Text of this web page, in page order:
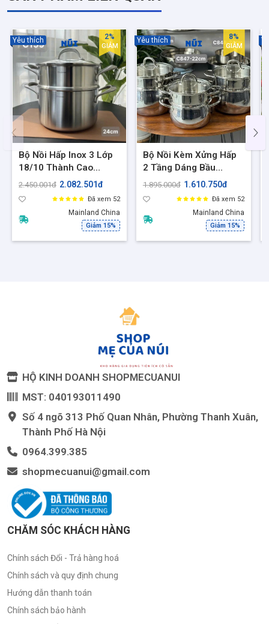
Bộ Nồi Hấp Inox 3 Lớp
18/10 Thành Cao
Chockmen Size 24cm
ZX3L24Z, Phù hợp mọi
loại bếp
2.450.001đ 2.082.501đ
Đã xem 52
Mainland China
Giảm 15%
Yêu thích 2%
GIẢM
Bộ Nồi Kèm Xửng Hấp
2 Tầng Dáng Bầu
Thành Cao Chockmen
3 Lớp inox cao cấp
18/10, Nồi Hấp Đa
1.895.000đ 1.610.750đ
Đã xem 52
Mainland China
Giảm 15%
Yêu thích 8%
GIẢM
HỘ KINH DOANH SHOPMECUANUI
MST: 040193011490
Số 4 ngõ 313 Phố Quan Nhân, Phường Thanh Xuân,
Thành Phố Hà Nội
0964.399.385
shopmecuanui@gmail.com
CHĂM SÓC KHÁCH HÀNG
Chính sách Đổi - Trả hàng hoá
Chính sách và quy định chung
Hướng dẫn thanh toán
Chính sách bảo hành